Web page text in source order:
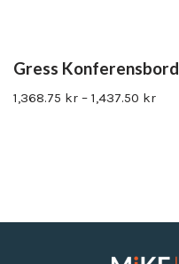
Gress Konferensbord
1,368.75 kr – 1,437.50 kr